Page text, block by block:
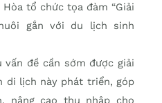
Hòa tổ chức tọa đàm “Giải
gắn với du lịch sinh
vấn đề cần sớm được giải
di lịch này phát triển, góp
nâng cao thu nhập cho